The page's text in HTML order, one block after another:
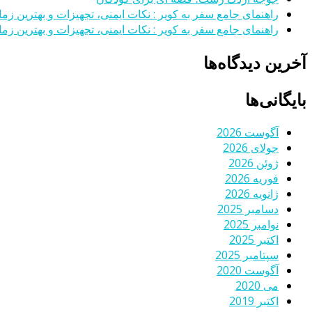
راهنمای جامع سفر به کویر : نکات ایمنی، تجهیزات و بهترین
راهنمای جامع سفر به کویر : نکات ایمنی، تجهیزات و بهترین
آخرین دیدگاه‌ها
بایگانی‌ها
آگوست 2026
جولای 2026
ژوئن 2026
فوریه 2026
ژانویه 2026
دسامبر 2025
نوامبر 2025
اکتبر 2025
سپتامبر 2025
آگوست 2020
می 2020
اکتبر 2019